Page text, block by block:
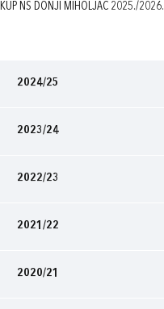
KUP NS DONJI MIHOLJAC 2025./2026.
2024/25
2023/24
2022/23
2021/22
2020/21